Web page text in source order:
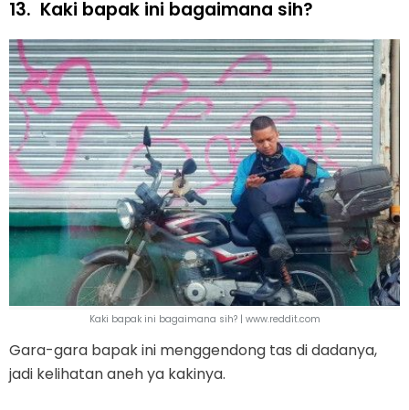
13. Kaki bapak ini bagaimana sih?
Kaki bapak ini bagaimana sih? | www.reddit.com
Gara-gara bapak ini menggendong tas di dadanya,
jadi kelihatan aneh ya kakinya.